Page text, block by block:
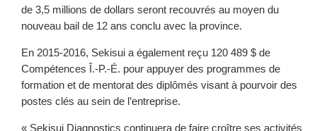
de 3,5 millions de dollars seront recouvrés au moyen du
nouveau bail de 12 ans conclu avec la province.
En 2015-2016, Sekisui a également reçu 120 489 $ de
Compétences Î.-P.-É. pour appuyer des programmes de
formation et de mentorat des diplômés visant à pourvoir des
postes clés au sein de l’entreprise.
« Sekisui Diagnostics continuera de faire croître ses activités